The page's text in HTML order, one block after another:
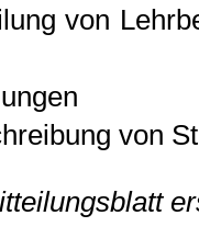
von
von